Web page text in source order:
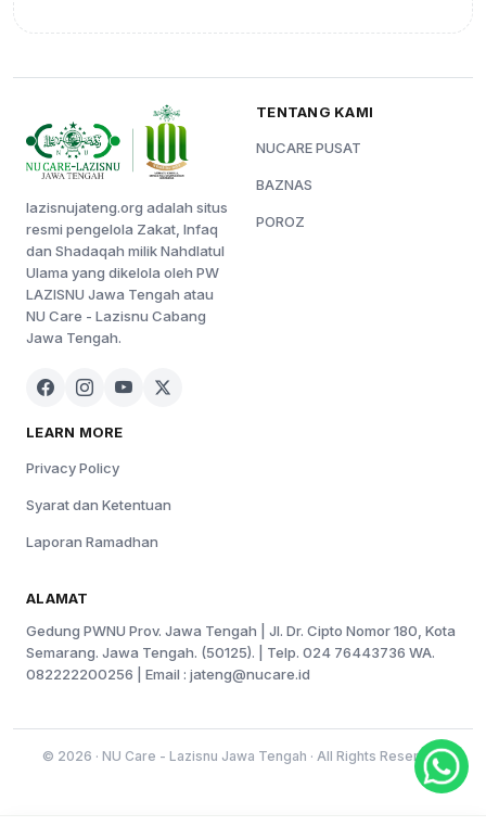
lazisnujateng.org adalah situs
resmi pengelola Zakat, Infaq
dan Shadaqah milik Nahdlatul
Ulama yang dikelola oleh PW
LAZISNU Jawa Tengah atau
NU Care - Lazisnu Cabang
Jawa Tengah.
TENTANG KAMI
NUCARE PUSAT
BAZNAS
POROZ
LEARN MORE
Privacy Policy
Syarat dan Ketentuan
Laporan Ramadhan
ALAMAT
Gedung PWNU Prov. Jawa Tengah | Jl. Dr. Cipto Nomor 180, Kota
Semarang. Jawa Tengah. (50125). | Telp. 024 76443736 WA.
082222200256 | Email : jateng@nucare.id
© 2026 · NU Care - Lazisnu Jawa Tengah · All Rights Reserved